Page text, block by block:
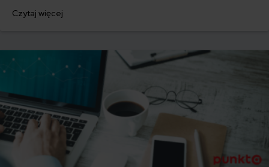
aby przeprowadzić skuteczną transakcję.
Czytaj więcej